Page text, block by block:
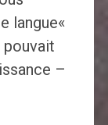
langue«
pouvait
–